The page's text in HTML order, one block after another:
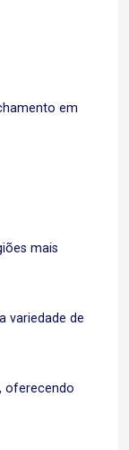
em
mais
variedade de
oferecendo